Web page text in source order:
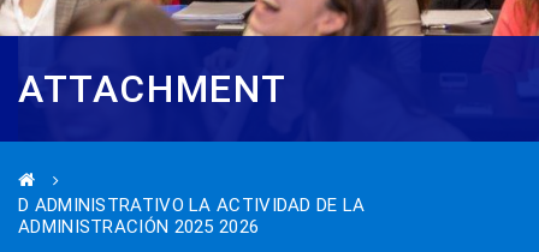
ATTACHMENT
D ADMINISTRATIVO LA ACTIVIDAD DE LA
ADMINISTRACIÓN 2025 2026